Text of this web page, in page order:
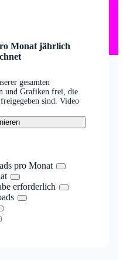
Monat jährlich
gesamten
und Grafiken frei, die
sind. Video
pro Monat
erforderlich